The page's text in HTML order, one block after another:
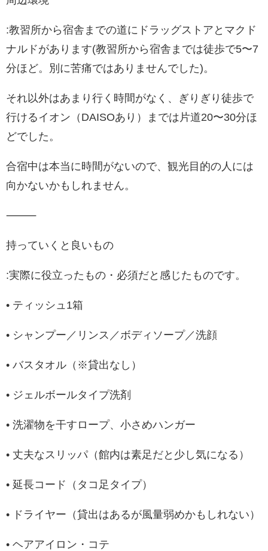
:教習所から宿舎までの道にドラッグストアとマクド
ナルドがあります(教習所から宿舎までは徒歩で5〜7
分ほど。別に苦痛ではありませんでした)。
それ以外はあまり行く時間がなく、ぎりぎり徒歩で
行けるイオン（DAISOあり）までは片道20〜30分ほ
どでした。
合宿中は本当に時間がないので、観光目的の人には
向かないかもしれません。
⸻
持っていくと良いもの
:実際に役立ったもの・必須だと感じたものです。
• ティッシュ1箱
• シャンプー／リンス／ボディソープ／洗顔
• バスタオル（※貸出なし）
• ジェルボールタイプ洗剤
• 洗濯物を干すロープ、小さめハンガー
• 丈夫なスリッパ（館内は素足だと少し気になる）
• 延長コード（タコ足タイプ）
• ドライヤー（貸出はあるが風量弱めかもしれない）
• ヘアアイロン・コテ